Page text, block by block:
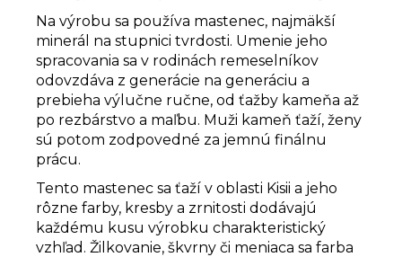
Na výrobu sa používa mastenec, najmäkší
minerál na stupnici tvrdosti. Umenie jeho
spracovania sa v rodinách remeselníkov
odovzdáva z generácie na generáciu a
prebieha výlučne ručne, od ťažby kameňa až
po rezbárstvo a maľbu. Muži kameň ťaží, ženy
sú potom zodpovedné za jemnú finálnu
prácu.
Tento mastenec sa ťaží v oblasti Kisii a jeho
rôzne farby, kresby a zrnitosti dodávajú
každému kusu výrobku charakteristický
vzhľad. Žilkovanie, škvrny či meniaca sa farba